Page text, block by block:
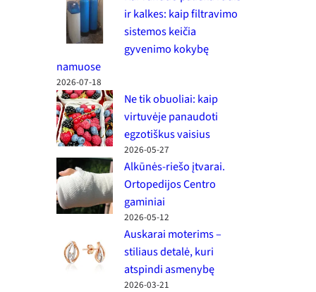
ir kalkes: kaip filtravimo
sistemos keičia
gyvenimo kokybę
namuose
2026-07-18
Ne tik obuoliai: kaip
virtuvėje panaudoti
egzotiškus vaisius
2026-05-27
Alkūnės-riešo įtvarai.
Ortopedijos Centro
gaminiai
2026-05-12
Auskarai moterims –
stiliaus detalė, kuri
atspindi asmenybę
2026-03-21